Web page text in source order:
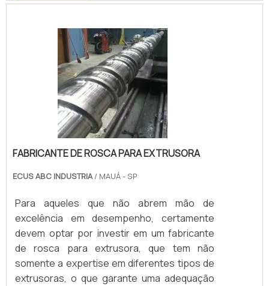
cilindro, o que é determinante para se ter um
FABRICANTE DE ROSCA PARA EXTRUSORA
ECUS ABC INDUSTRIA/ MAUÁ - SP
Para aqueles que não abrem mão de
excelência em desempenho, certamente
devem optar por investir em um fabricante
de rosca para extrusora, que tem não
somente a expertise em diferentes tipos de
extrusoras, o que garante uma adequação